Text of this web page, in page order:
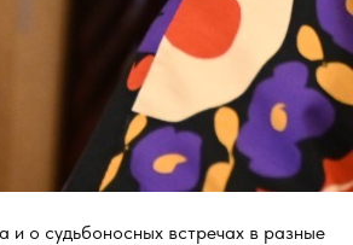
и о судьбоносных встречах в разные